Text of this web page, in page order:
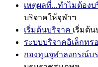
เหตุผลที่...ทำไมต้อง
บริจาคให้จุฬาฯ
เริ่มต้นบริจาค เริ่มต้น
ระบบบริจาคอิเล็กทร
กองทุนจุฬาลงกรณ์บ